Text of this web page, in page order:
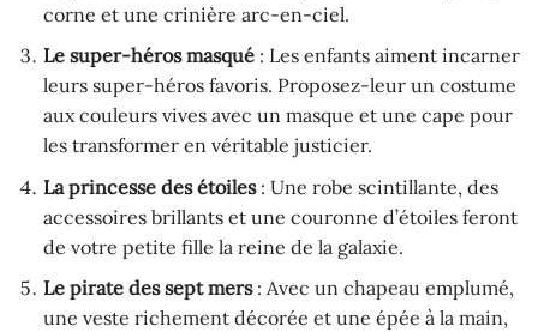
corne et une crinière arc-en-ciel.
Le super-héros masqué: Les enfants aiment incarner
leurs super-héros favoris. Proposez-leur un costume
aux couleurs vives avec un masque et une cape pour
les transformer en véritable justicier.
La princesse des étoiles: Une robe scintillante, des
accessoires brillants et une couronne d’étoiles feront
de votre petite fille la reine de la galaxie.
Le pirate des sept mers: Avec un chapeau emplumé,
une veste richement décorée et une épée à la main,